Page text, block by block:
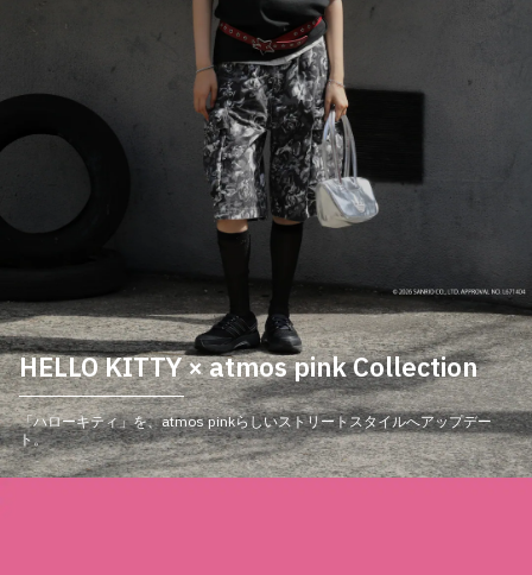
HELLO KITTY × atmos pink Collection
「ハローキティ」を、atmos pinkらしいストリートスタイルへアップデー
ト。